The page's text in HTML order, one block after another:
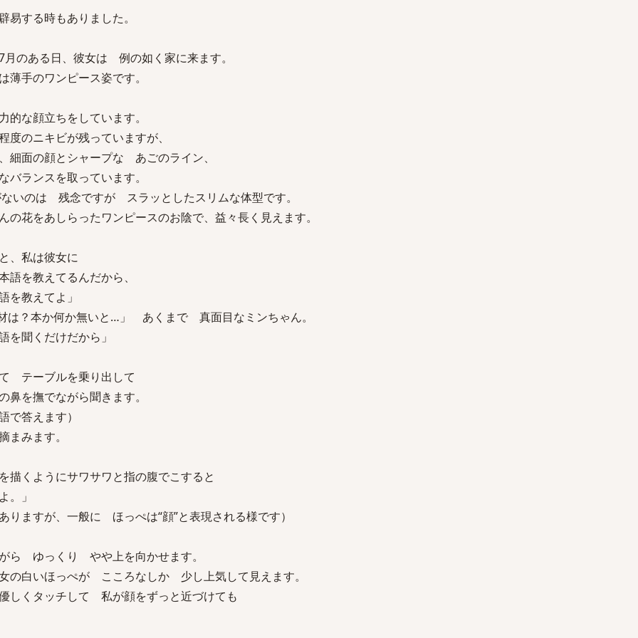
する時もありました。
のある日、彼女は 例の如く家に来ます。
手のワンピース姿です。
な顔立ちをしています。
のニキビが残っていますが、
細面の顔とシャープな あごのライン、
バランスを取っています。
いのは 残念ですが スラッとしたスリムな体型です。
花をあしらったワンピースのお陰で、益々長く見えます。
、私は彼女に
語を教えてるんだから、
を教えてよ」
？本か何か無いと…」 あくまで 真面目なミンちゃん。
を聞くだけだから」
テーブルを乗り出して
鼻を撫でながら聞きます。
答えます）
みます。
くようにサワサワと指の腹でこすると
。」
りますが、一般に ほっぺは“顔”と表現される様です）
ら ゆっくり やや上を向かせます。
の白いほっぺが こころなしか 少し上気して見えます。
しくタッチして 私が顔をずっと近づけても